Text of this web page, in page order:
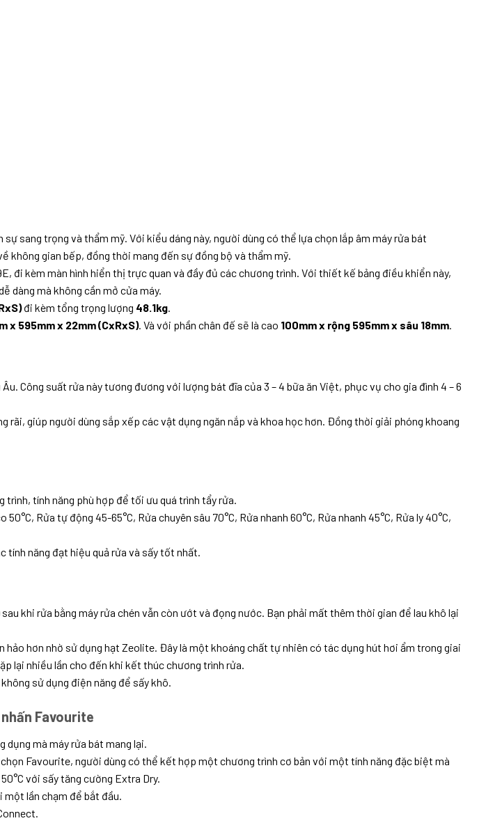
sang trọng và thẩm mỹ. Với kiểu dáng này, người dùng có thể lựa chọn lắp âm máy rửa bát
không gian bếp, đồng thời mang đến sự đồng bộ và thẩm mỹ.
đi kèm màn hình hiển thị trực quan và đầy đủ các chương trình. Với thiết kế bảng điều khiển này,
dàng mà không cần mở cửa máy.
đi kèm tổng trọng lượng 48.1kg.
x 595mm x 22mm (CxRxS). Và với phần chân đế sẽ là cao 100mm x rộng 595mm x sâu 18mm.
Công suất rửa này tương đương với lượng bát đĩa của 3 – 4 bữa ăn Việt, phục vụ cho gia đình 4 – 6
rãi, giúp người dùng sắp xếp các vật dụng ngăn nắp và khoa học hơn. Đồng thời giải phóng khoang
tính năng phù hợp để tối ưu quá trình tẩy rửa.
Rửa tự động 45-65°C, Rửa chuyên sâu 70°C, Rửa nhanh 60°C, Rửa nhanh 45°C, Rửa ly 40°C,
năng đạt hiệu quả rửa và sấy tốt nhất.
khi rửa bằng máy rửa chén vẫn còn ướt và đọng nước. Bạn phải mất thêm thời gian để lau khô lại
hơn nhờ sử dụng hạt Zeolite. Đây là một khoáng chất tự nhiên có tác dụng hút hơi ẩm trong giai
lại nhiều lần cho đến khi kết thúc chương trình rửa.
sử dụng điện năng để sấy khô.
Favourite
dụng mà máy rửa bát mang lại.
Favourite, người dùng có thể kết hợp một chương trình cơ bản với một tính năng đặc biệt mà
với sấy tăng cường Extra Dry.
một lần chạm để bắt đầu.